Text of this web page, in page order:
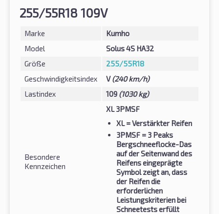
255/55R18 109V
Marke
Kumho
Model
Solus 4S HA32
Größe
255/55R18
Geschwindigkeitsindex
V(240 km/h)
Lastindex
109 (1030 kg)
Besondere
Kennzeichen
XL 3PMSF
XL= Verstärkter Reifen
3PMSF = 3 Peaks
Bergschneeflocke-Das
auf der Seitenwand des
Reifens eingeprägte
Symbol zeigt an, dass
der Reifen die
erforderlichen
Leistungskriterien bei
Schneetests erfüllt